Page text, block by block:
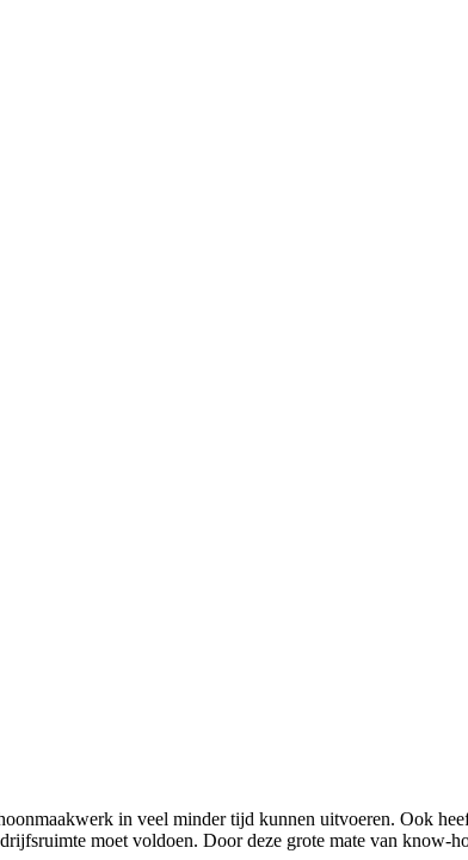
in veel minder tijd kunnen uitvoeren. Ook
moet voldoen. Door deze grote mate van know-